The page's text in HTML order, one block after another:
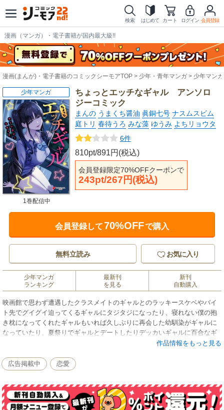
検索 はじめて カート ログイン 会員登録
漫画（マンガ）・電子書籍が国内最大級!!
漫画(まんが)・電子書籍のコミックシーモアTOP 少年・青年マンガ 少年マンガ
ちょっとエッチなギャル アンソロ
ジーコミック
まんの うまくち醤油 眞銅七号 ナスムスビム
庭トリ 春待うろ みな藻 ゆうみ よちリョウタ
6件
810pt/891円(税込)
会員登録限定70%OFFクーポンで
243pt/267円(税込)
少年マンガ
1巻配信中
会員登録して70%OFFで購入
無料立読み お気に入り
少年マンガ
ランキング
最新刊
を見る
新刊
自動購入
映画館で思わず遭遇したクラスメイトのギャルとのラッキースケベやバイ
ト先でグイグイ迫ってくるギャルにタジタジになったり、寝れない僕の抱
き枕になってくれたギャルもいれば久しぶりに再会した幼馴染がギャルに
なっていたり、夏祭りでギャルとデートしたりデッカいギャルに百合なギ
ャル、さらに女装ギャルまで……すごくエッチではないけどちょっとだけ
＜カバーイラスト＞
まんの
＜漫画＞
作品情報をもっと見る
広告掲載中 恋愛